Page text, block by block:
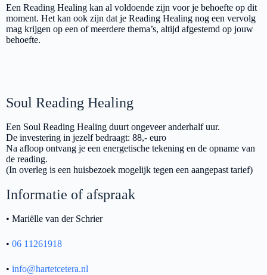
Een Reading Healing kan al voldoende zijn voor je behoefte op dit
moment. Het kan ook zijn dat je Reading Healing nog een vervolg
mag krijgen op een of meerdere thema’s, altijd afgestemd op jouw
behoefte.
Soul Reading Healing
Een Soul Reading Healing duurt ongeveer anderhalf uur.
De investering in jezelf bedraagt: 88,- euro
Na afloop ontvang je een energetische tekening en de opname van
de reading.
(In overleg is een huisbezoek mogelijk tegen een aangepast tarief)
Informatie of afspraak
• Mariëlle van der Schrier
• 06 11261918
• info@hartetcetera.nl